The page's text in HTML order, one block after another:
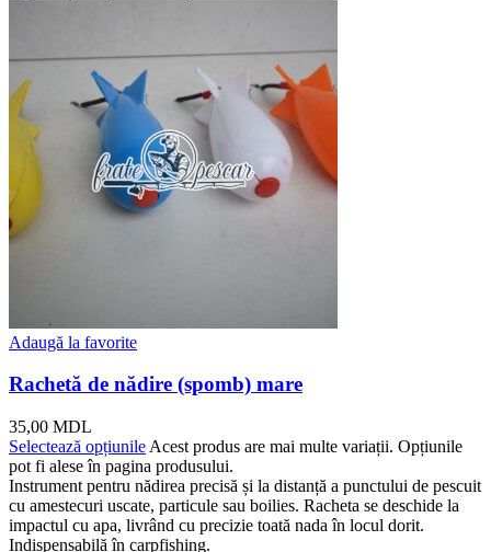
Adaugă la favorite
Rachetă de nădire (spomb) mare
35,00 MDL
Selectează opțiunile Acest produs are mai multe variații. Opțiunile
pot fi alese în pagina produsului.
Instrument pentru nădirea precisă și la distanță a punctului de pescuit
cu amestecuri uscate, particule sau boilies. Racheta se deschide la
impactul cu apa, livrând cu precizie toată nada în locul dorit.
Indispensabilă în carpfishing.